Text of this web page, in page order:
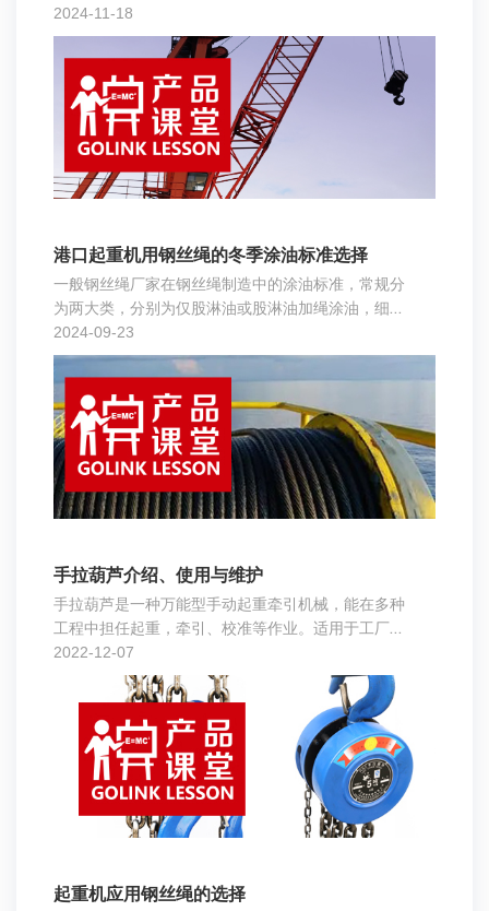
式和集装箱吊具模式等。
2024-11-18
港口起重机用钢丝绳的冬季涂油标准选择
一般钢丝绳厂家在钢丝绳制造中的涂油标准，常规分
为两大类，分别为仅股淋油或股淋油加绳涂油，细分
为6类
2024-09-23
手拉葫芦介绍、使用与维护
手拉葫芦是一种万能型手动起重牵引机械，能在多种
工程中担任起重，牵引、校准等作业。适用于工厂、
矿山、建筑工地、码头、船坞、仓库等用作安装机
器、起吊货物和装卸车辆，尤其对于露天和无电源作
业，以及易燃易爆场所更有其重要功用。
2022-12-07
起重机应用钢丝绳的选择